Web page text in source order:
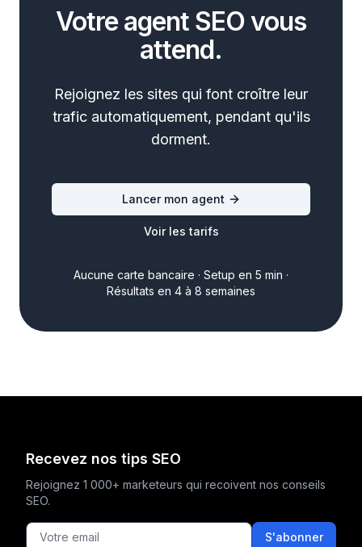
Votre agent SEO vous
attend.
Rejoignez les sites qui font croître leur
trafic automatiquement, pendant qu'ils
dorment.
Lancer mon agent
Voir les tarifs
Aucune carte bancaire · Setup en 5 min ·
Résultats en 4 à 8 semaines
Recevez nos tips SEO
Rejoignez 1 000+ marketeurs qui recoivent nos conseils
SEO.
S'abonner